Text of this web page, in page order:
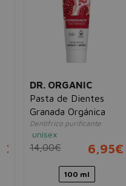
DR. ORGANIC
Pasta de Dientes
Granada Orgánica
Dentífrico purificante
unisex
14,00€ 6,95€
100 ml